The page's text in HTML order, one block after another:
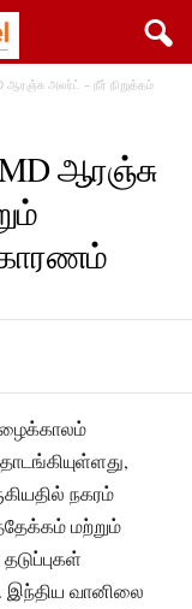
ஆரஞ்சு அலர்ட் – நீர் நிறுத்தம்
ஆரஞ்சு
நகரம்
மற்றும்
இந்திய வானிலை